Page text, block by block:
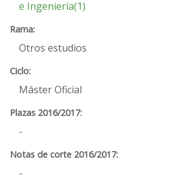
e Ingeniería(1)
Otros estudios
Máster Oficial
-
-